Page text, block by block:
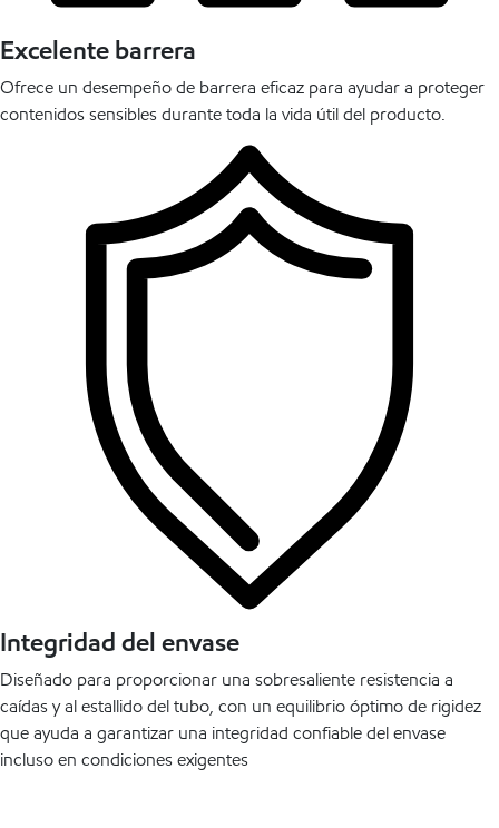
Excelente barrera
Ofrece un desempeño de barrera eficaz para ayudar a proteger
contenidos sensibles durante toda la vida útil del producto.
Integridad del envase
Diseñado para proporcionar una sobresaliente resistencia a
caídas y al estallido del tubo, con un equilibrio óptimo de rigidez
que ayuda a garantizar una integridad confiable del envase
incluso en condiciones exigentes